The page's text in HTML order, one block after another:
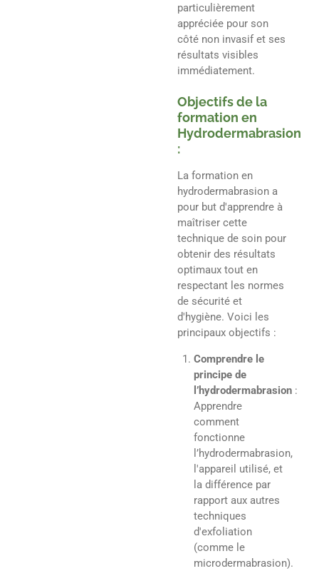
particulièrement
appréciée pour son
côté non invasif et ses
résultats visibles
immédiatement.
Objectifs de la
formation en
Hydrodermabrasion
:
La formation en
hydrodermabrasion a
pour but d'apprendre à
maîtriser cette
technique de soin pour
obtenir des résultats
optimaux tout en
respectant les normes
de sécurité et
d'hygiène. Voici les
principaux objectifs :
Comprendre le
principe de
l’hydrodermabrasion :
Apprendre
comment
fonctionne
l’hydrodermabrasion,
l'appareil utilisé, et
la différence par
rapport aux autres
techniques
d'exfoliation
(comme le
microdermabrasion).